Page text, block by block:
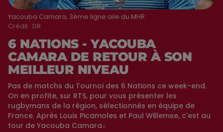
Yacouba Camara, 3ème ligne aile du MHR.
Crédit : DR
6 NATIONS - YACOUBA
CAMARA DE RETOUR À SON
MEILLEUR NIVEAU
Pas de matchs du Tournoi des 6 Nations ce week-end.
On en profite, sur RTS, pour vous présenter les
rugbymans de la région, sélectionnés en équipe de
France. Après Louis Picamoles et Paul Willemse, c'est au
tour de Yacouba Camara⬦